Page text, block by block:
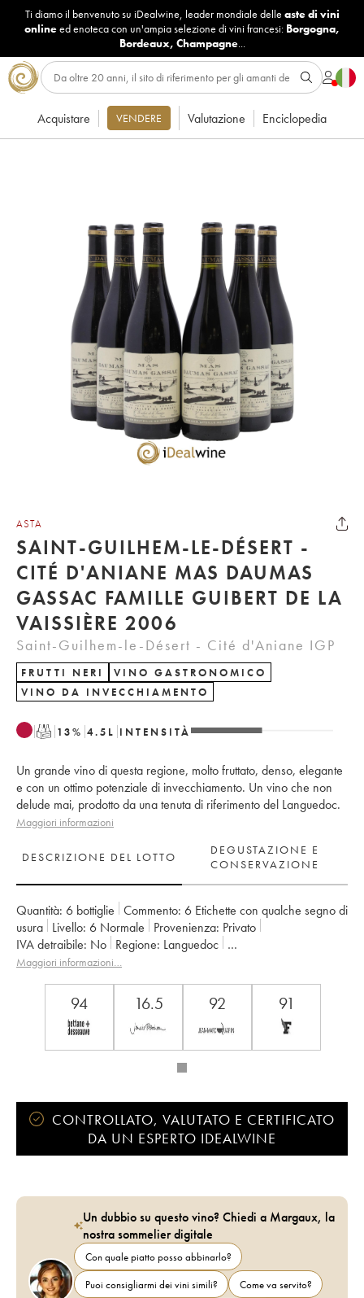
Ti diamo il benvenuto su iDealwine, leader mondiale delle aste di vini
onlineed enoteca con un'ampia selezione di vini francesi: Borgogna,
Bordeaux, Champagne...
Acquistare VENDERE Valutazione Enciclopedia
ASTA
SAINT-GUILHEM-LE-DÉSERT -
CITÉ D'ANIANE MAS DAUMAS
GASSAC FAMILLE GUIBERT DE LA
VAISSIÈRE 2006
Saint-Guilhem-le-Désert - Cité d'Aniane IGP
FRUTTI NERI
VINO GASTRONOMICO
VINO DA INVECCHIAMENTO
T 13% 4.5 L INTENSITÀ
Un grande vino di questa regione, molto fruttato, denso, elegante
e con un ottimo potenziale di invecchiamento. Un vino che non
delude mai, prodotto da una tenuta di riferimento del Languedoc.
Maggiori informazioni
DESCRIZIONE DEL LOTTO
DEGUSTAZIONE E
CONSERVAZIONE
Quantità: 6 bottiglie Commento: 6 Etichette con qualche segno di
usura Livello: 6 Normale Provenienza:
privato
IVA detraibile:
no Regione: Languedoc
Denominazione: Saint-Guilhem-le-Désert - Cité d'Aniane
Maggiori informazioni…
94 16.5 92 91
CONTROLLATO, VALUTATO E CERTIFICATO
DA UN ESPERTO IDEALWINE
Un dubbio su questo vino? Chiedi a Margaux, la
nostra sommelier digitale
Con quale piatto posso abbinarlo?
Puoi consigliarmi dei vini simili?
Come va servito?